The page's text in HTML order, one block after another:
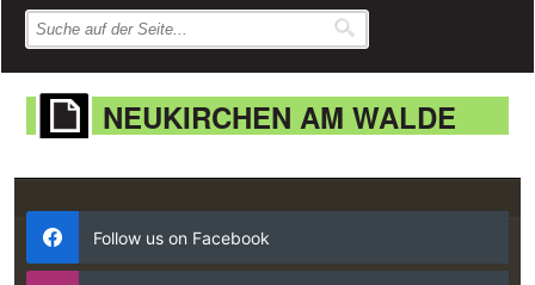
NEUKIRCHEN AM WALDE
Follow us on Facebook